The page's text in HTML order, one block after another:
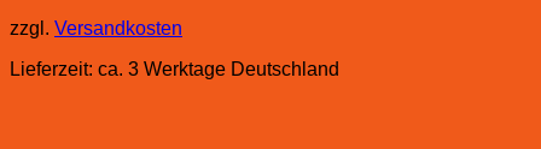
zzgl. Versandkosten
Lieferzeit: ca. 3 Werktage Deutschland